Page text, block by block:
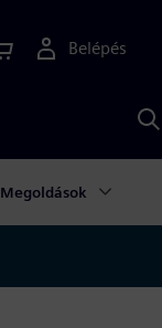
Belépés
Megoldások